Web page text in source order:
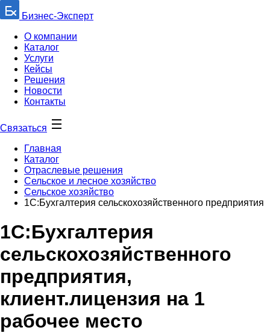
Бизнес-Эксперт
О компании
Каталог
Услуги
Кейсы
Решения
Новости
Контакты
Связаться
Главная
Каталог
Отраслевые решения
Сельское и лесное хозяйство
Сельское хозяйство
1С:Бухгалтерия сельскохозяйственного предприятия
1С:Бухгалтерия
сельскохозяйственного
предприятия,
клиент.лицензия на 1
рабочее место